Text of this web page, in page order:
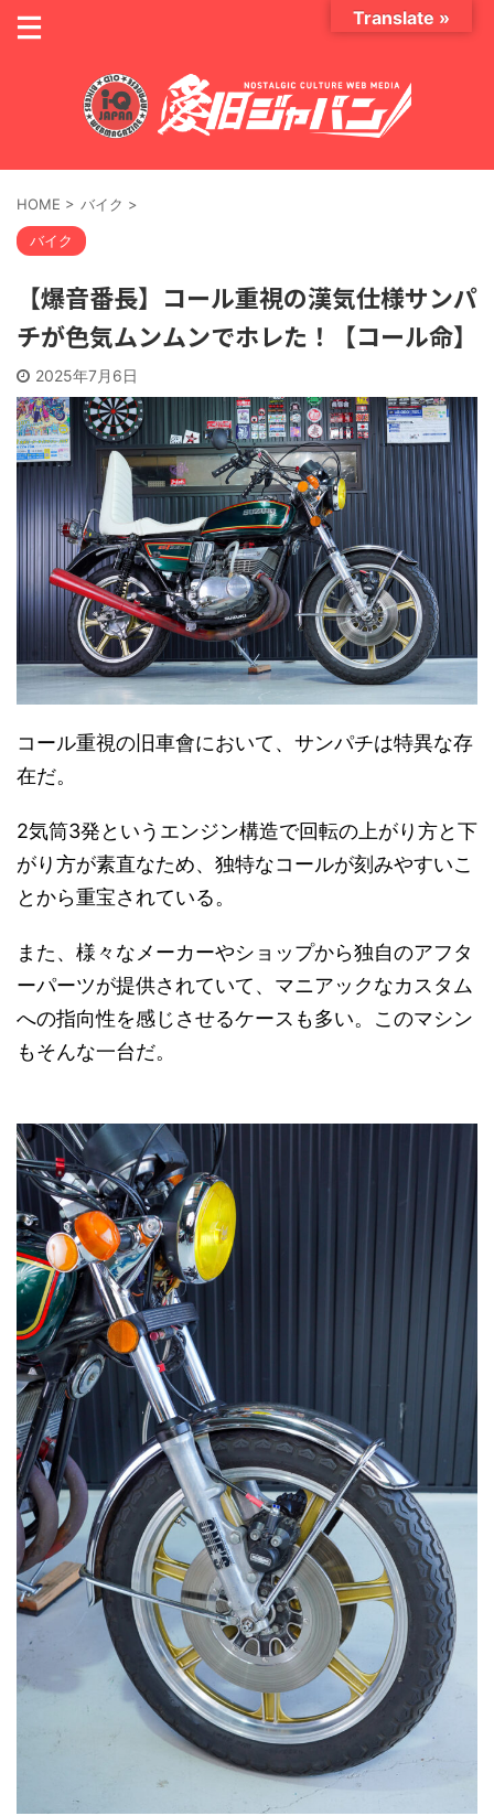
HOME > バイク >
バイク
【爆音番長】コール重視の漢気仕様サンパ
チが色気ムンムンでホレた！【コール命】
2025年7月6日
コール重視の旧車會において、サンパチは特異な存
在だ。
2気筒3発というエンジン構造で回転の上がり方と下
がり方が素直なため、独特なコールが刻みやすいこ
とから重宝されている。
また、様々なメーカーやショップから独自のアフタ
ーパーツが提供されていて、マニアックなカスタム
への指向性を感じさせるケースも多い。このマシン
もそんな一台だ。
Translate »